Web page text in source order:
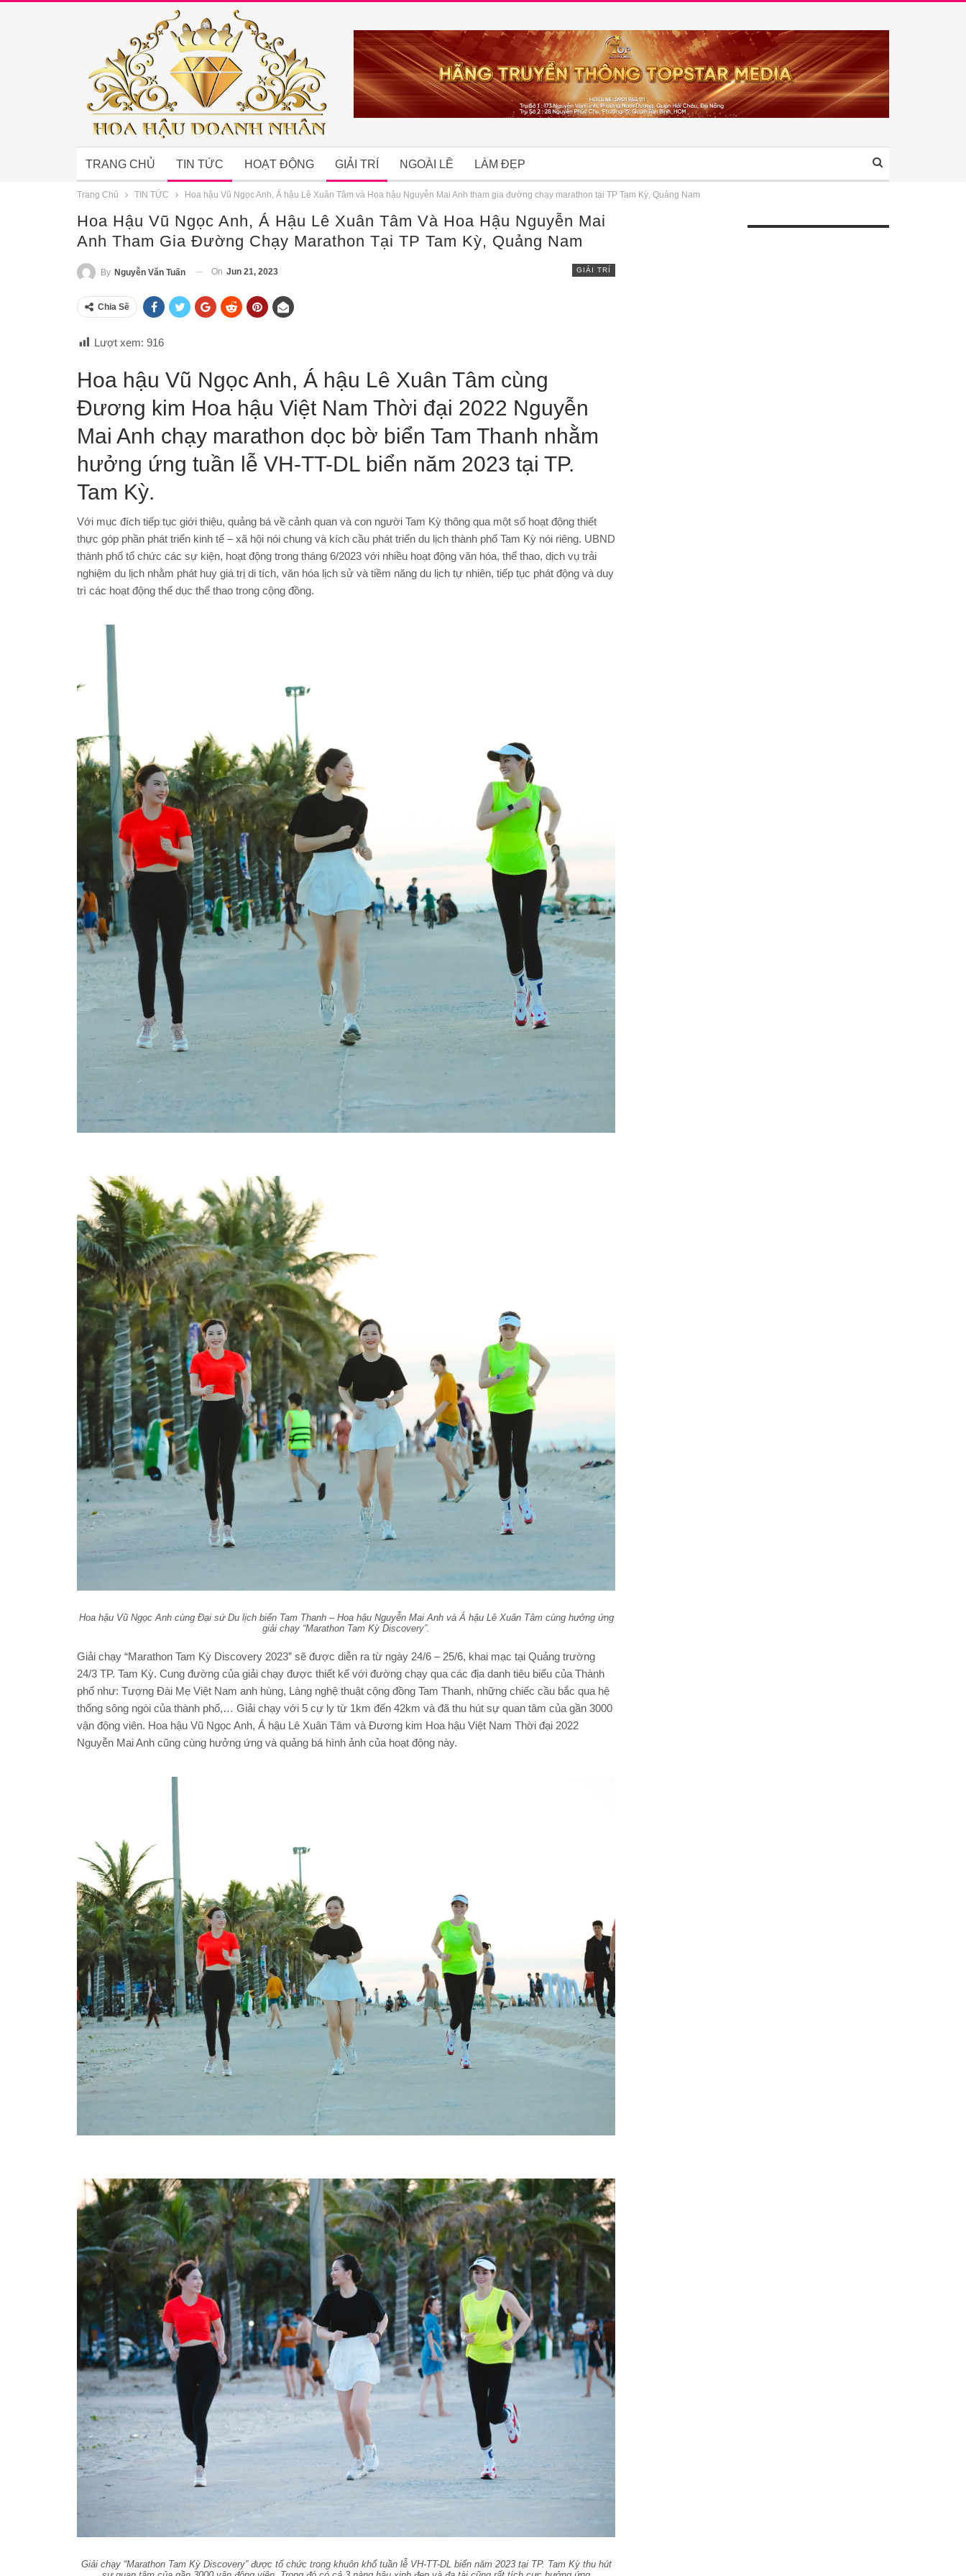
TRANG CHỦ TIN TỨC HOẠT ĐỘNG GIẢI TRÍ NGOÀI LỀ LÀM ĐẸP
Trang Chủ TIN TỨC Hoa hậu Vũ Ngọc Anh, Á hậu Lê Xuân Tâm và Hoa hậu Nguyễn Mai Anh tham gia đường chạy marathon tại TP Tam Kỳ, Quảng Nam
Hoa Hậu Vũ Ngọc Anh, Á Hậu Lê Xuân Tâm Và Hoa Hậu Nguyễn Mai
Anh Tham Gia Đường Chạy Marathon Tại TP Tam Kỳ, Quảng Nam
GIẢI TRÍ
By Nguyễn Văn Tuấn On Jun 21, 2023
Chia Sẽ
Lượt xem: 916
Hoa hậu Vũ Ngọc Anh, Á hậu Lê Xuân Tâm cùng
Đương kim Hoa hậu Việt Nam Thời đại 2022 Nguyễn
Mai Anh chạy marathon dọc bờ biển Tam Thanh nhằm
hưởng ứng tuần lễ VH-TT-DL biển năm 2023 tại TP.
Tam Kỳ.
Với mục đích tiếp tục giới thiệu, quảng bá về cảnh quan và con người Tam Kỳ thông qua một số hoạt động thiết
thực góp phần phát triển kinh tế – xã hội nói chung và kích cầu phát triển du lịch thành phố Tam Kỳ nói riêng. UBND
thành phố tổ chức các sự kiện, hoạt động trong tháng 6/2023 với nhiều hoạt động văn hóa, thể thao, dịch vụ trải
nghiệm du lịch nhằm phát huy giá trị di tích, văn hóa lịch sử và tiềm năng du lịch tự nhiên, tiếp tục phát động và duy
trì các hoạt động thể dục thể thao trong cộng đồng.
Hoa hậu Vũ Ngọc Anh cùng Đại sứ Du lịch biển Tam Thanh – Hoa hậu Nguyễn Mai Anh và Á hậu Lê Xuân Tâm cùng hưởng ứng
giải chạy “Marathon Tam Kỳ Discovery”.
Giải chạy “Marathon Tam Kỳ Discovery 2023” sẽ được diễn ra từ ngày 24/6 – 25/6, khai mạc tại Quảng trường
24/3 TP. Tam Kỳ. Cung đường của giải chạy được thiết kế với đường chạy qua các địa danh tiêu biểu của Thành
phố như: Tượng Đài Mẹ Việt Nam anh hùng, Làng nghệ thuật cộng đồng Tam Thanh, những chiếc cầu bắc qua hệ
thống sông ngòi của thành phố,… Giải chạy với 5 cự ly từ 1km đến 42km và đã thu hút sự quan tâm của gần 3000
vận động viên. Hoa hậu Vũ Ngọc Anh, Á hậu Lê Xuân Tâm và Đương kim Hoa hậu Việt Nam Thời đại 2022
Nguyễn Mai Anh cũng cùng hưởng ứng và quảng bá hình ảnh của hoạt động này.
Giải chạy “Marathon Tam Kỳ Discovery” được tổ chức trong khuôn khổ tuần lễ VH-TT-DL biển năm 2023 tại TP. Tam Kỳ thu hút